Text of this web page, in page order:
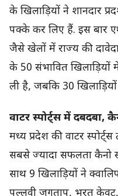
के खिलाड़ियों ने शानदार
पक्के कर लिए हैं. इस बार
जैसे खेलों में राज्य की
के 50 संभावित
ली है, जबकि 30
वाटर स्पोर्ट्स में दबदबा,
मध्य प्रदेश की वाटर
सबसे ज्यादा सफलता कैनो
साथ 9 खिलाड़ियों ने
पल्लवी जगताप, भरत